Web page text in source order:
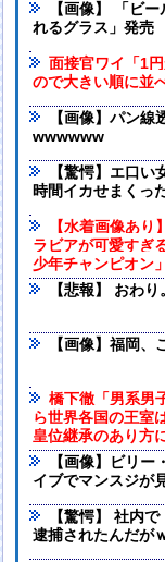
【画像】 「ビ
れるグラス」発売
面接官ワイ「1
ので大きい順に並
【画像】パン
wwwwww
【驚愕】エ口
時間イカせまくっ
【水着画像あ
ラビアが可愛すぎ
少年チャンピオン
【悲報】 おわり
【画像】福岡、
橋下徹「男系男
ら世界各国の王室
皇位継承のあり方
【画像】ビリ
イブでマンスジが
【驚愕】 社内
逮捕されたんだが